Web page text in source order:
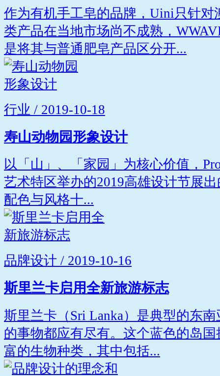
作为有机手工皂的品牌，Uini只针对
类产品在当地市场尚不成熟，
是将其与普通肥皂产品区分开...
行业 / 2019-10-18
寿山动物园形象设计
以「山」、「家园」为核心价值，
艺术特区举办的2019高雄设计节展
配色与风格十...
品牌设计 / 2019-10-16
斯里兰卡启用全新旅游标志
斯里兰卡（Sri Lanka）是典型的东
的事物都应有尽有。这个蓝色的岛
富的生物种类，其中包括...